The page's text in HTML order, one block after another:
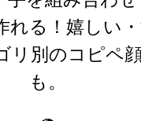
れる！嬉しい
リ別のコピペ
も。